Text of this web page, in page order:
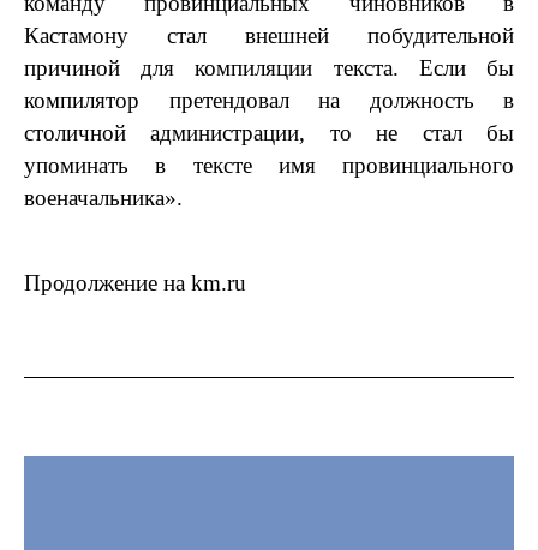
Кастамону стал внешней побудительной
причиной для компиляции текста. Если бы
компилятор претендовал на должность в
столичной администрации, то не стал бы
упоминать в тексте имя провинциального
военачальника».
Продолжение на km.ru